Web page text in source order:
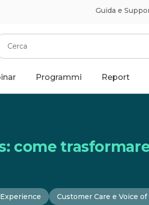
Guida e
Programmi Report
come
Customer Care e Voice